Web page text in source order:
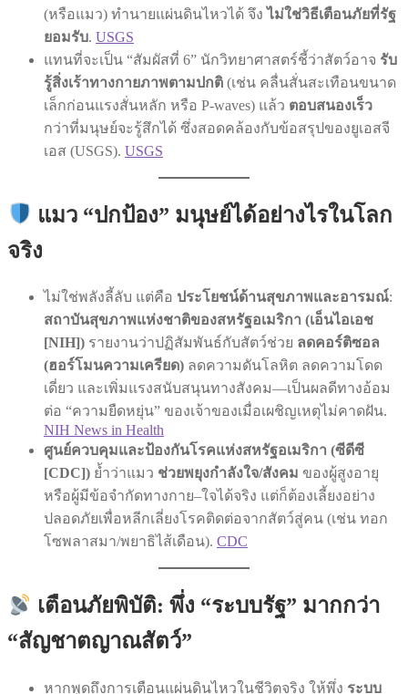
(หรือแมว) ทำนายแผ่นดินไหวได้ จึงไม่ใช่วิธีเตือนภัยที่รัฐ
ยอมรับ. USGS
แทนที่จะเป็น “สัมผัสที่ 6” นักวิทยาศาสตร์ชี้ว่าสัตว์อาจ รับ
รู้สิ่งเร้าทางกายภาพตามปกติ (เช่น คลื่นสั่นสะเทือนขนาด
เล็กก่อนแรงสั่นหลัก หรือ P-waves) แล้ว ตอบสนองเร็ว
กว่าที่มนุษย์จะรู้สึกได้ ซึ่งสอดคล้องกับข้อสรุปของยูเอสจี
เอส (USGS). USGS
แมว “ปกป้อง” มนุษย์ได้อย่างไรในโลก
จริง
ไม่ใช่พลังลี้ลับ แต่คือ ประโยชน์ด้านสุขภาพและอารมณ์:
สถาบันสุขภาพแห่งชาติของสหรัฐอเมริกา (เอ็นไอเอช
[NIH]) รายงานว่าปฏิสัมพันธ์กับสัตว์ช่วย ลดคอร์ติซอล
(ฮอร์โมนความเครียด) ลดความดันโลหิต ลดความโดด
เดี่ยว และเพิ่มแรงสนับสนุนทางสังคม—เป็นผลดีทางอ้อม
ต่อ “ความยืดหยุ่น” ของเจ้าของเมื่อเผชิญเหตุไม่คาดฝัน.
NIH News in Health
ศูนย์ควบคุมและป้องกันโรคแห่งสหรัฐอเมริกา (ซีดีซี
[CDC]) ย้ำว่าแมว ช่วยพยุงกำลังใจ/สังคม ของผู้สูงอายุ
หรือผู้มีข้อจำกัดทางกาย–ใจได้จริง แต่ก็ต้องเลี้ยงอย่าง
ปลอดภัยเพื่อหลีกเลี่ยงโรคติดต่อจากสัตว์สู่คน (เช่น ทอก
โซพลาสมา/พยาธิไส้เดือน). CDC
เตือนภัยพิบัติ: พึ่ง “ระบบรัฐ” มากกว่า
“สัญชาตญาณสัตว์”
หากพูดถึงการเตือนแผ่นดินไหวในชีวิตจริง ให้พึ่ง ระบบ